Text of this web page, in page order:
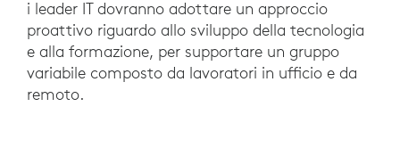
i leader IT dovranno adottare un approccio
proattivo riguardo allo sviluppo della tecnologia
e alla formazione, per supportare un gruppo
variabile composto da lavoratori in ufficio e da
remoto.